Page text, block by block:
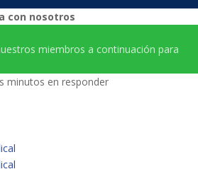
con nosotros
miembros a continuación para
minutos en responder